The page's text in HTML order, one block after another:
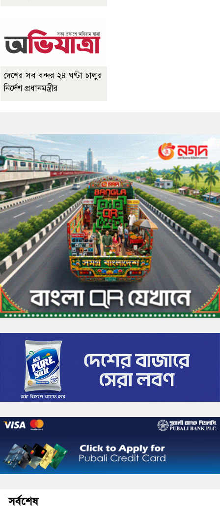
দেশের সব বন্দর ২৪ ঘণ্টা চালুর
নির্দেশ প্রধানমন্ত্রীর
সর্বশেষ